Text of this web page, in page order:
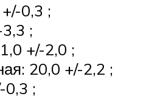
0,3 ;
;
+/-2,0 ;
20,0 +/-2,2 ;
0,3 ;